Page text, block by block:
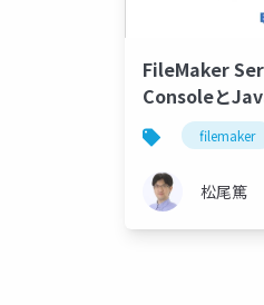
FileMaker
Consoleと
（2014年版）
filemaker
松尾篤